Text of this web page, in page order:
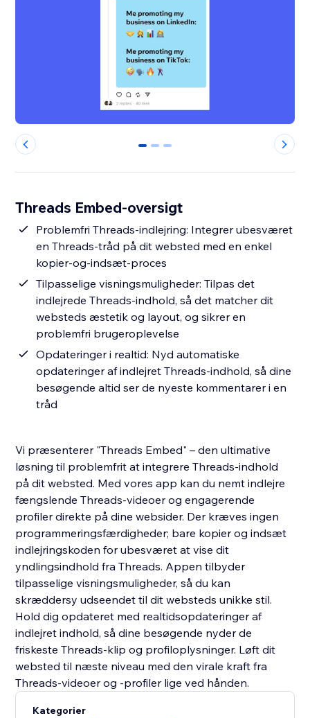
0 1 2
Threads Embed-oversigt
Problemfri Threads-indlejring: Integrer ubesværet
en Threads-tråd på dit websted med en enkel
kopier-og-indsæt-proces
Tilpasselige visningsmuligheder: Tilpas det
indlejrede Threads-indhold, så det matcher dit
websteds æstetik og layout, og sikrer en
problemfri brugeroplevelse
Opdateringer i realtid: Nyd automatiske
opdateringer af indlejret Threads-indhold, så dine
besøgende altid ser de nyeste kommentarer i en
tråd
Vi præsenterer "Threads Embed" – den ultimative
løsning til problemfrit at integrere Threads-indhold
på dit websted. Med vores app kan du nemt indlejre
fængslende Threads-videoer og engagerende
profiler direkte på dine websider. Der kræves ingen
programmeringsfærdigheder; bare kopier og indsæt
indlejringskoden for ubesværet at vise dit
yndlingsindhold fra Threads. Appen tilbyder
tilpasselige visningsmuligheder, så du kan
skræddersy udseendet til dit websteds unikke stil.
Hold dig opdateret med realtidsopdateringer af
indlejret indhold, så dine besøgende nyder de
friskeste Threads-klip og profiloplysninger. Løft dit
websted til næste niveau med den virale kraft fra
Threads-videoer og -profiler lige ved hånden.
Kategorier